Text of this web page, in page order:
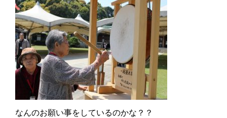
なんのお願い事をしているのかな？？